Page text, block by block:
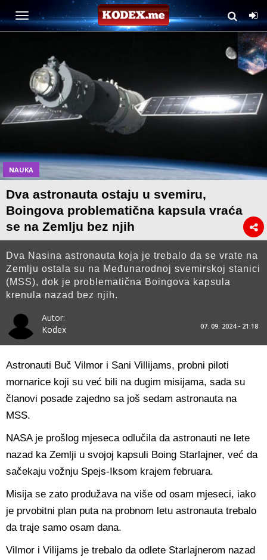
NAUKA
Dva astronauta ostaju u svemiru,
Boingova problematična kapsula vraća
se na Zemlju bez njih
Dva Nasina astronauta koja je trebalo da se vrate na
Zemlju ostala su na Međunarodnoj svemirskoj stanici
(MSS), dok je problematična Boingova kapsula
krenula nazad bez njih.
Autor:
Kodex
07. 09. 2024 - 21:18
Astronauti Buč Vilmor i Sani Villijams, probni piloti
mornarice koji su već bili na dugim misijama, sada su
članovi posade zajedno sa još sedam astronauta na
MSS.
NASA je prošlog mjeseca odlučila da astronauti ne lete
nazad ka Zemlji u svojoj kapsuli Boing Starlajner, već da
sačekaju vožnju Spejs-Iksom krajem februara.
Misija se zato produžava na više od osam mjeseci, iako
je prvobitni plan puta na probnom letu astronauta trebalo
da traje samo osam dana.
Vilmor i Vilijams je trebalo da odlete Starlajnerom nazad